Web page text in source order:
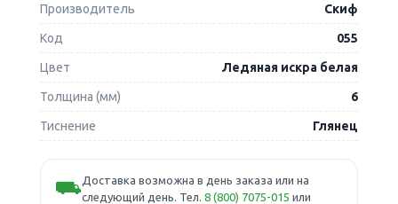
Производитель Скиф
Код 055
Цвет Ледяная искра белая
Толщина (мм) 6
Тиснение Глянец
⛟Доставка возможна в день заказа или на
следующий день. Тел. 8 (800) 7075-015 или